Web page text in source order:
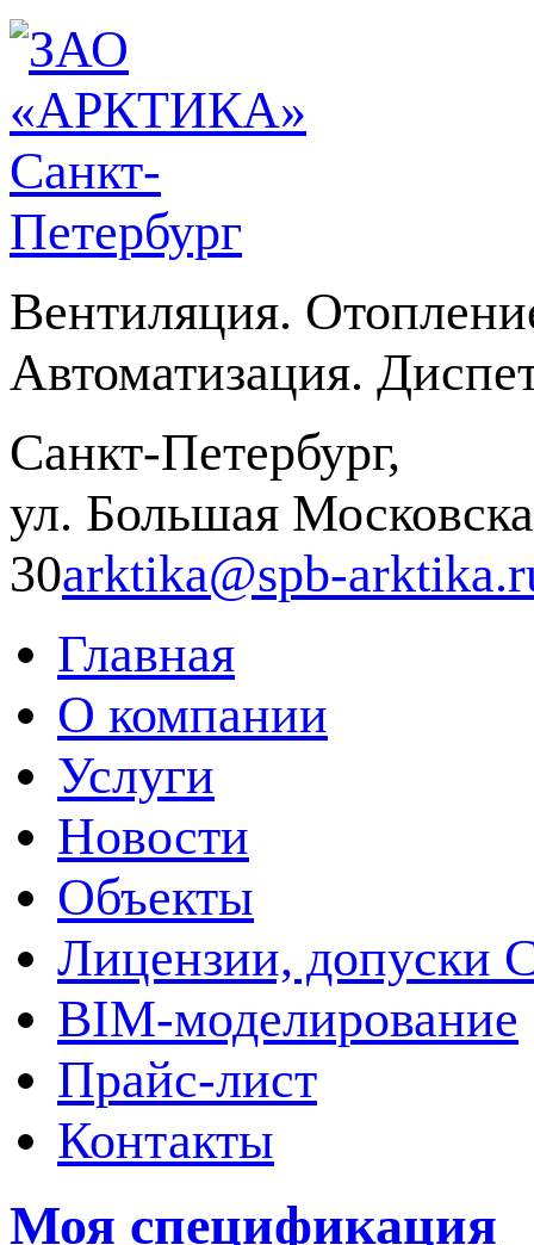
Вентиляция.
Автоматизация.
Санкт-Петербург,
ул. Большая
30arktika@spb-
Главная
О компании
Услуги
Новости
Объекты
Лицензии, допуски
BIM-моделирование
Прайс-лист
Контакты
Моя спецификация